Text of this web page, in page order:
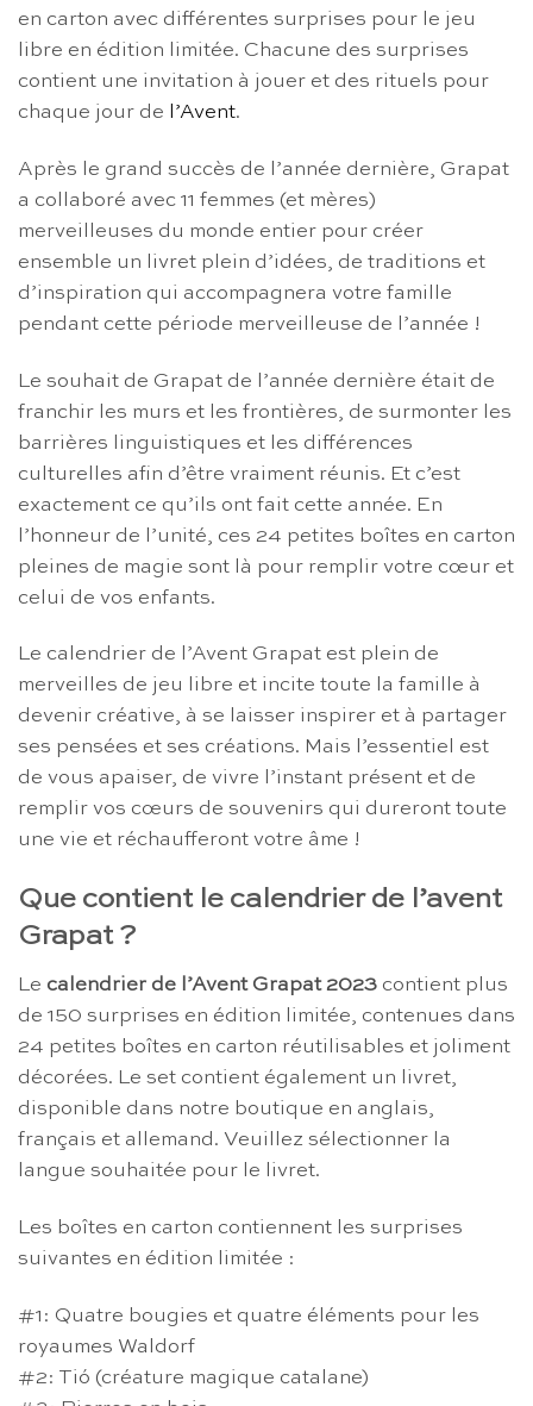
en carton avec différentes surprises pour le jeu
libre en édition limitée. Chacune des surprises
contient une invitation à jouer et des rituels pour
chaque jour de
l’Avent.
Après le grand succès de l’année dernière, Grapat
a collaboré avec 11 femmes (et mères)
merveilleuses du monde entier pour créer
ensemble un livret plein d’idées, de traditions et
d’inspiration qui accompagnera votre famille
pendant cette période merveilleuse de l’année !
Le souhait de Grapat de l’année dernière était de
franchir les murs et les frontières, de surmonter les
barrières linguistiques et les différences
culturelles afin d’être vraiment réunis. Et c’est
exactement ce qu’ils ont fait cette année. En
l’honneur de l’unité, ces 24 petites boîtes en carton
pleines de magie sont là pour remplir votre cœur et
celui de vos enfants.
Le calendrier de l’Avent Grapat est plein de
merveilles de jeu libre et incite toute la famille à
devenir créative, à se laisser inspirer et à partager
ses pensées et ses créations. Mais l’essentiel est
de vous apaiser, de vivre l’instant présent et de
remplir vos cœurs de souvenirs qui dureront toute
une vie et réchaufferont votre âme !
Que contient le calendrier de l’avent
Grapat ?
Le calendrier de l’Avent Grapat 2023 contient plus
de 150 surprises en édition limitée, contenues dans
24 petites boîtes en carton réutilisables et joliment
décorées. Le set contient également un livret,
disponible dans notre boutique en anglais,
français et allemand. Veuillez sélectionner la
langue souhaitée pour le livret.
Les boîtes en carton contiennent les surprises
suivantes en édition limitée :
#1: Quatre bougies et quatre éléments pour les
royaumes Waldorf
#2: Tió (créature magique catalane)